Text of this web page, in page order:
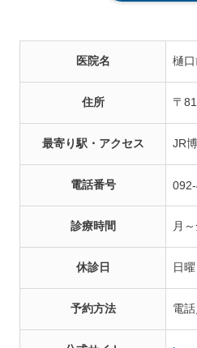
医院名 樋
住所 〒
最寄り駅・アクセス JR
電話番号
診療時間 月
休診日 日
予約方法 電